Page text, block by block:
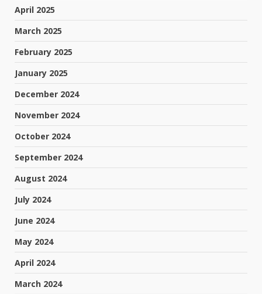
April 2025
March 2025
February 2025
January 2025
December 2024
November 2024
October 2024
September 2024
August 2024
July 2024
June 2024
May 2024
April 2024
March 2024